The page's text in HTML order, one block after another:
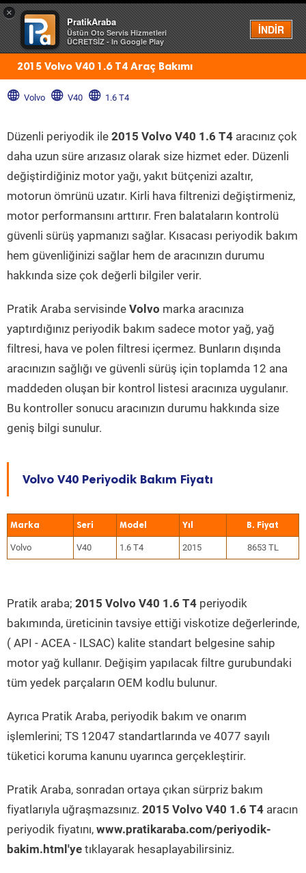
×
PratikAraba
Üstün Oto Servis Hizmetleri
ÜCRETSİZ - In Google Play
İNDİR
Menü
2015 Volvo V40 1.6 T4 Araç Bakımı
Volvo V40 1.6 T4
Düzenli periyodik ile 2015 Volvo V40 1.6 T4 aracınız çok
daha uzun süre arızasız olarak size hizmet eder. Düzenli
değiştirdiğiniz motor yağı, yakıt bütçenizi azaltır,
motorun ömrünü uzatır. Kirli hava filtrenizi değiştirmeniz,
motor performansını arttırır. Fren balataların kontrolü
güvenli sürüş yapmanızı sağlar. Kısacası periyodik bakım
hem güvenliğinizi sağlar hem de aracınızın durumu
hakkında size çok değerli bilgiler verir.
Pratik Araba servisinde Volvo marka aracınıza
yaptırdığınız periyodik bakım sadece motor yağ, yağ
filtresi, hava ve polen filtresi içermez. Bunların dışında
aracınızın sağlığı ve güvenli sürüş için toplamda 12 ana
maddeden oluşan bir kontrol listesi aracınıza uygulanır.
Bu kontroller sonucu aracınızın durumu hakkında size
geniş bilgi sunulur.
Volvo V40 Periyodik Bakım Fiyatı
Marka Seri Model Yıl
Volvo V40 1.6 T4 2015 8653 TL
Pratik araba; 2015 Volvo V40 1.6 T4 periyodik
bakımında, üreticinin tavsiye ettiği viskotize değerlerinde,
( API - ACEA - ILSAC) kalite standart belgesine sahip
motor yağ kullanır. Değişim yapılacak filtre gurubundaki
tüm yedek parçaların OEM kodlu bulunur.
Ayrıca Pratik Araba, periyodik bakım ve onarım
işlemlerini; TS 12047 standartlarında ve 4077 sayılı
tüketici koruma kanunu uyarınca gerçekleştirir.
Pratik Araba, sonradan ortaya çıkan sürpriz bakım
fiyatlarıyla uğraşmazsınız. 2015 Volvo V40 1.6 T4 aracın
periyodik fiyatını, www.pratikaraba.com/periyodik-
bakim.html'ye tıklayarak hesaplayabilirsiniz.